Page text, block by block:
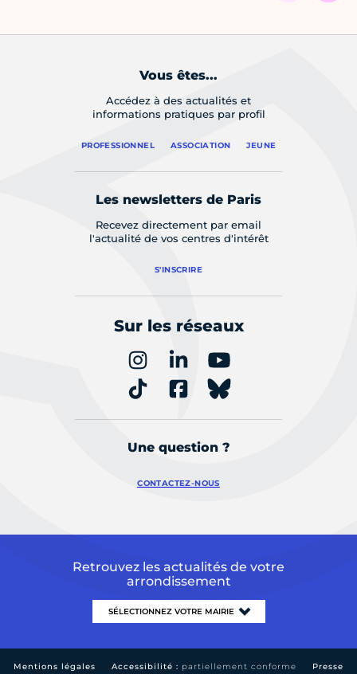
Vous êtes...
Accédez à des actualités et
informations pratiques par profil
PROFESSIONNEL ASSOCIATION JEUNE
Les newsletters de Paris
Recevez directement par email
l'actualité de vos centres d'intérêt
S'INSCRIRE
Sur les réseaux
Une question ?
CONTACTEZ-NOUS
Retrouvez les actualités de votre
arrondissement
Mentions légales Accessibilité : partiellement conforme Presse